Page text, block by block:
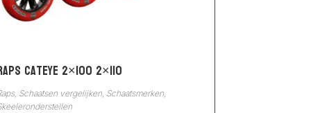
Cateye 2×100 2×110
, Schaatsen vergelijken, Schaatsmerken,